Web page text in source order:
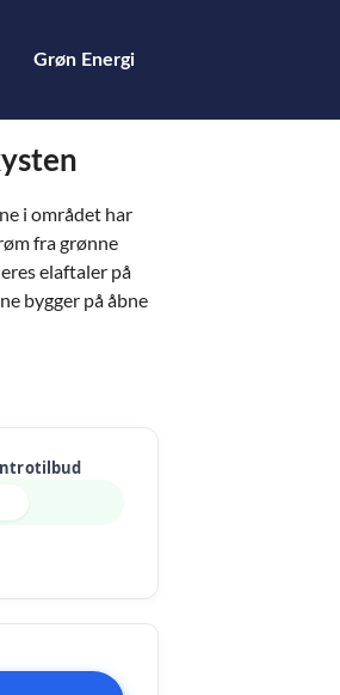
Grøn Energi
i området har
fra grønne
elaftaler på
bygger på åbne